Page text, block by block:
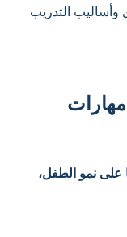
وأساليب التدريب
مهارات
على نمو الطفل،